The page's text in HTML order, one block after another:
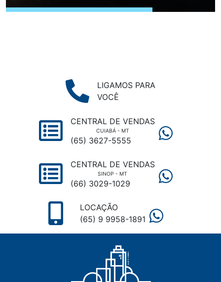
LIGAMOS PARA
VOCÊ
CENTRAL DE VENDAS
CUIABÁ - MT
(65) 3627-5555
CENTRAL DE VENDAS
SINOP - MT
(66) 3029-1029
LOCAÇÃO
(65) 9 9958-1891